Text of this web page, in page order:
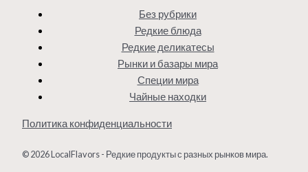
Без рубрики
Редкие блюда
Редкие деликатесы
Рынки и базары мира
Специи мира
Чайные находки
Политика конфиденциальности
© 2026 LocalFlavors - Редкие продукты с разных рынков мира.